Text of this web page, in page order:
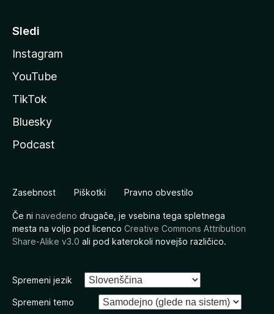
Sledi
Instagram
YouTube
TikTok
Bluesky
Podcast
Zasebnost Piškotki Pravno obvestilo
Če ni navedeno drugače, je vsebina tega spletnega
mesta na voljo pod licenco Creative Commons Attribution
Share-Alike v3.0 ali pod katerokoli novejšo različico.
Spremeni jezik
Spremeni temo